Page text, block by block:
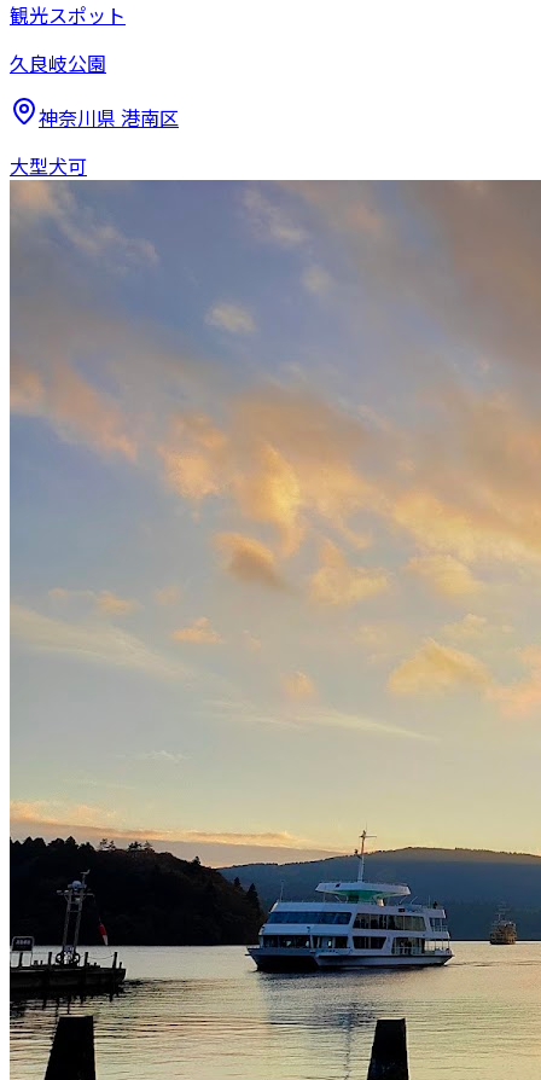
観光スポット
久良岐公園
神奈川県 港南区
大型犬可